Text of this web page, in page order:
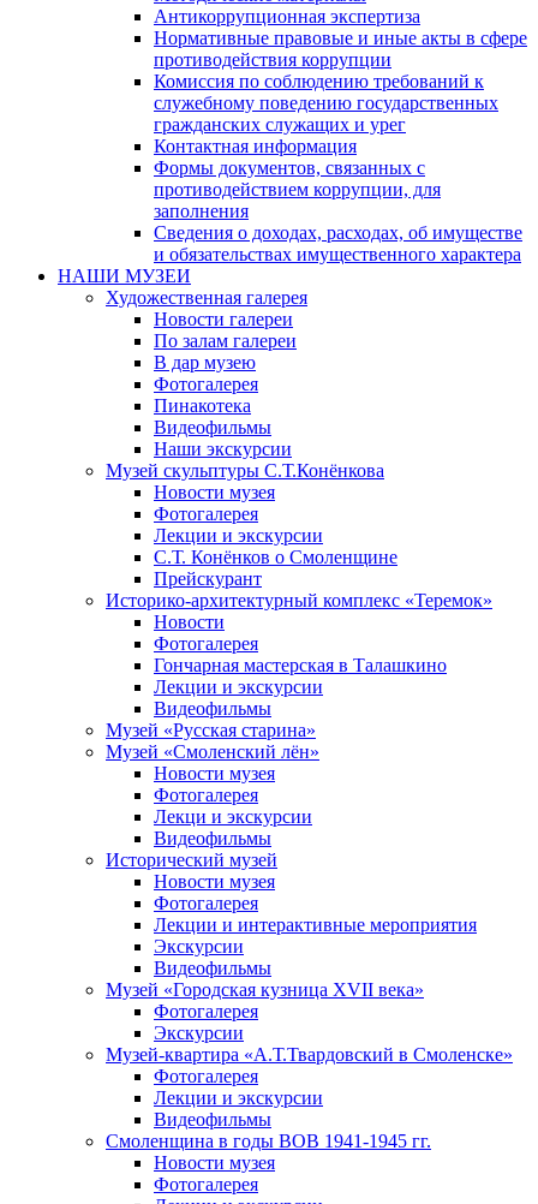
Антикоррупционная экспертиза
Нормативные правовые и иные акты в сфере
противодействия коррупции
Комиссия по соблюдению требований к
служебному поведению государственных
гражданских служащих и урег
Контактная информация
Формы документов, связанных с
противодействием коррупции, для
заполнения
Сведения о доходах, расходах, об имуществе
и обязательствах имущественного характера
НАШИ МУЗЕИ
Художественная галерея
Новости галереи
По залам галереи
В дар музею
Фотогалерея
Пинакотека
Видеофильмы
Наши экскурсии
Музей скульптуры С.Т.Конёнкова
Новости музея
Фотогалерея
Лекции и экскурсии
С.Т. Конёнков о Смоленщине
Прейскурант
Историко-архитектурный комплекс «Теремок»
Новости
Фотогалерея
Гончарная мастерская в Талашкино
Лекции и экскурсии
Видеофильмы
Музей «Русская старина»
Музей «Смоленский лён»
Новости музея
Фотогалерея
Лекци и экскурсии
Видеофильмы
Исторический музей
Новости музея
Фотогалерея
Лекции и интерактивные мероприятия
Экскурсии
Видеофильмы
Музей «Городская кузница XVII века»
Фотогалерея
Экскурсии
Музей-квартира «А.Т.Твардовский в Смоленске»
Фотогалерея
Лекции и экскурсии
Видеофильмы
Смоленщина в годы ВОВ 1941-1945 гг.
Новости музея
Фотогалерея